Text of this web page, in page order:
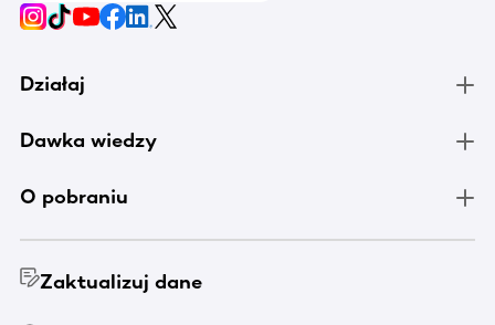
Działaj
Dawka wiedzy
O pobraniu
Zaktualizuj dane